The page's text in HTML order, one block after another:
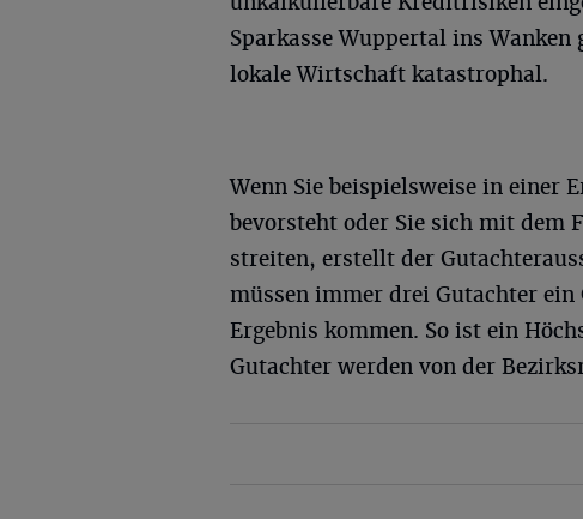
Sparkasse Wuppertal ins
lokale Wirtschaft katastrophal.
Wenn Sie beispielsweise in einer
bevorsteht oder Sie sich mit dem
streiten, erstellt der
müssen immer drei Gutachter
Ergebnis kommen. So ist ein
Gutachter werden von der